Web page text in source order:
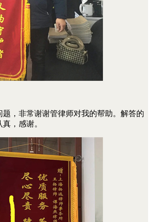
题，非常谢谢管律师对我的帮助。解答的
，感谢。